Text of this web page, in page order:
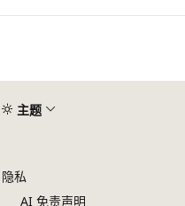
主题
隐私
AI 免责声明